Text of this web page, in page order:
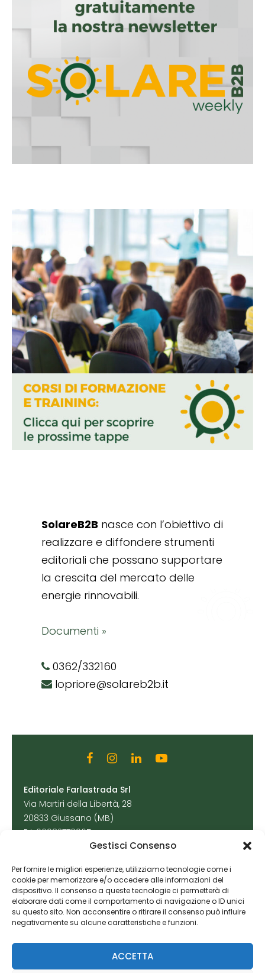
Gestisci Consenso
Per fornire le migliori esperienze, utilizziamo tecnologie come i
cookie per memorizzare e/o accedere alle informazioni del
dispositivo. Il consenso a queste tecnologie ci permetterà di
elaborare dati come il comportamento di navigazione o ID unici
su questo sito. Non acconsentire o ritirare il consenso può influire
negativamente su alcune caratteristiche e funzioni.
ACCETTA
SolareB2B nasce con l’obiettivo di
realizzare e diffondere strumenti
editoriali che possano supportare
la crescita del mercato delle
energie rinnovabili.
Documenti »
0362/332160
lopriore@solareb2b.it
Editoriale Farlastrada Srl
Via Martiri della Libertà, 28
20833 Giussano (MB)
P.I. 06982770965
Cookie Policy
Risorse Aggiuntive